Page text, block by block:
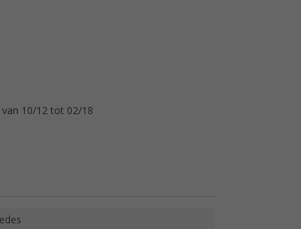
van 10/12 tot 02/18